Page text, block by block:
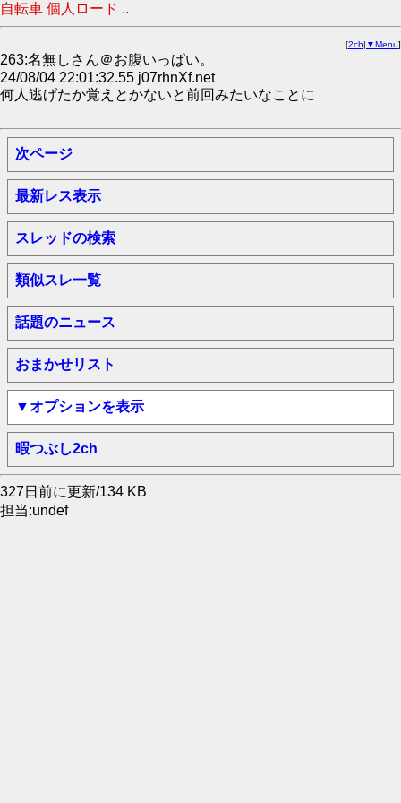
自転車 個人ロード ..
[2ch| ▼Menu]
263:名無しさん＠お腹いっぱい。
24/08/04 22:01:32.55 j07rhnXf.net
何人逃げたか覚えとかないと前回みたいなことに
次ページ
最新レス表示
スレッドの検索
類似スレ一覧
話題のニュース
おまかせリスト
▼オプションを表示
暇つぶし2ch
327日前に更新/134 KB
担当:undef